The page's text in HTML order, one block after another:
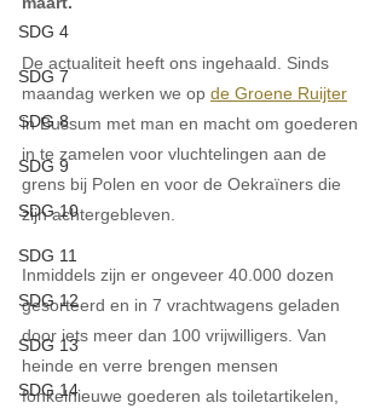
SDG 4
SDG 7
SDG 8
SDG 9
SDG 10
SDG 11
SDG 12
SDG 13
SDG 14
De actualiteit heeft ons ingehaald. Sinds
maandag werken we op de Groene Ruijter
in Bussum met man en macht om goederen
in te zamelen voor vluchtelingen aan de
grens bij Polen en voor de Oekraïners die
zijn achtergebleven.
Inmiddels zijn er ongeveer 40.000 dozen
gesorteerd en in 7 vrachtwagens geladen
door iets meer dan 100 vrijwilligers. Van
heinde en verre brengen mensen
fonkelnieuwe goederen als toiletartikelen,